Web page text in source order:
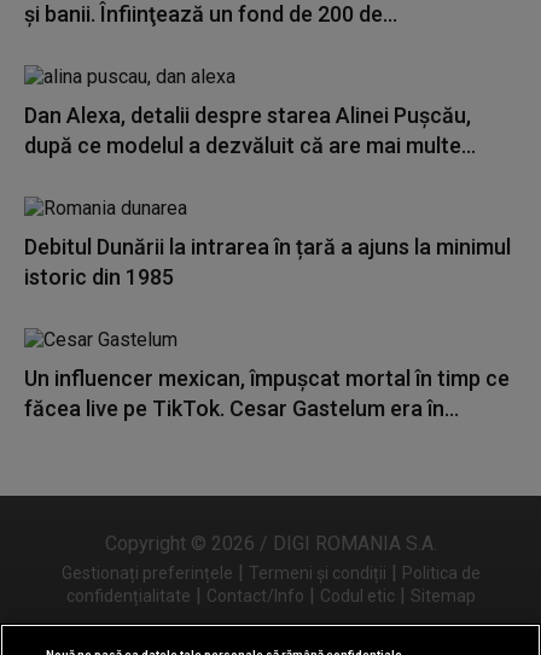
și banii. Înfiinţează un fond de 200 de...
Dan Alexa, detalii despre starea Alinei Pușcău,
după ce modelul a dezvăluit că are mai multe...
Debitul Dunării la intrarea în țară a ajuns la minimul
istoric din 1985
Un influencer mexican, împușcat mortal în timp ce
făcea live pe TikTok. Cesar Gastelum era în...
Copyright © 2026 / DIGI ROMANIA S.A.
Gestionați preferințele | Termeni și condiții | Politica de
confidențialitate | Contact/Info | Codul etic | Sitemap